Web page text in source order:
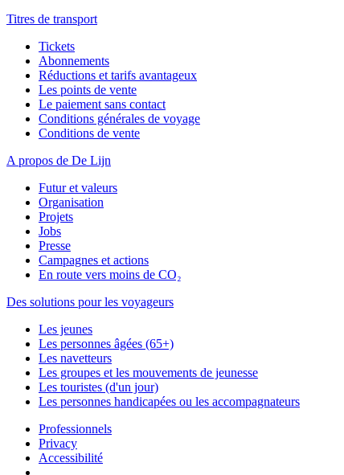
Titres de transport
Tickets
Abonnements
Réductions et tarifs avantageux
Les points de vente
Le paiement sans contact
Conditions générales de voyage
Conditions de vente
A propos de De Lijn
Futur et valeurs
Organisation
Projets
Jobs
Presse
Campagnes et actions
En route vers moins de CO₂
Des solutions pour les voyageurs
Les jeunes
Les personnes âgées (65+)
Les navetteurs
Les groupes et les mouvements de jeunesse
Les touristes (d'un jour)
Les personnes handicapées ou les accompagnateurs
Professionnels
Privacy
Accessibilité